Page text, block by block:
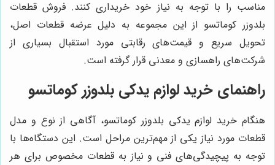
مناسب را با توجه به نیاز خود خریداری کنند. فروش قطعات
بلدوزر کوماتسو از این مجموعه به دلیل عرضه قطعات اصل،
تحویل سریع و قیمت‌های رقابتی مورد استقبال بسیاری از
شرکت‌های راهسازی و معدنی قرار گرفته است.
راهنمای خرید لوازم یدکی بلدوزر کوماتسو
هنگام خرید لوازم یدکی بلدوزر کوماتسو، آگاهی از نوع و مدل
قطعات مورد نیاز یکی از مهم‌ترین مراحل است. این دستگاه‌ها با
توجه به پیچیدگی‌های فنی و نیاز به قطعات مخصوص برای هر